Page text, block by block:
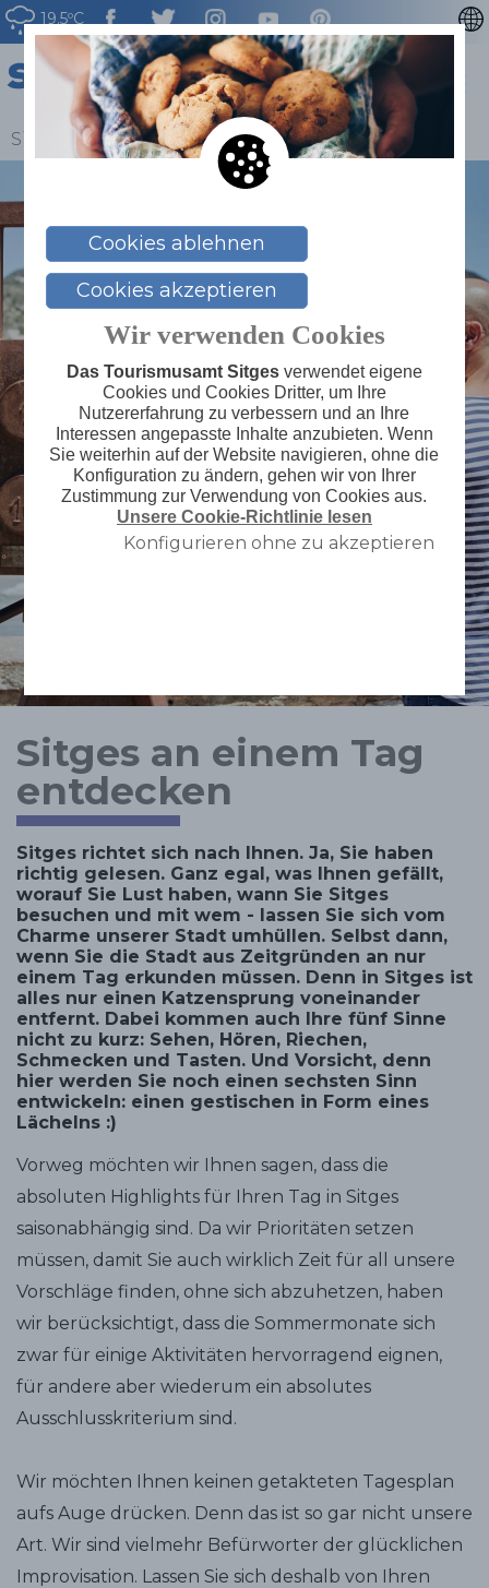
19.5ºC
CATALÀ
ENGLISH
ESPAÑOL
Sitges > Blog > Sitges an einem Tag entdecken
Sitges an einem Tag
entdecken
Sitges richtet sich nach Ihnen. Ja, Sie haben
richtig gelesen. Ganz egal, was Ihnen gefällt,
worauf Sie Lust haben, wann Sie Sitges
besuchen und mit wem - lassen Sie sich vom
Charme unserer Stadt umhüllen. Selbst dann,
wenn Sie die Stadt aus Zeitgründen an nur
einem Tag erkunden müssen. Denn in Sitges ist
alles nur einen Katzensprung voneinander
entfernt. Dabei kommen auch Ihre fünf Sinne
nicht zu kurz: Sehen, Hören, Riechen,
Schmecken und Tasten. Und Vorsicht, denn
hier werden Sie noch einen sechsten Sinn
entwickeln: einen gestischen in Form eines
Lächelns :)
Vorweg möchten wir Ihnen sagen, dass die
absoluten Highlights für Ihren Tag in Sitges
saisonabhängig sind. Da wir Prioritäten setzen
müssen, damit Sie auch wirklich Zeit für all unsere
Vorschläge finden, ohne sich abzuhetzen, haben
wir berücksichtigt, dass die Sommermonate sich
zwar für einige Aktivitäten hervorragend eignen,
für andere aber wiederum ein absolutes
Ausschlusskriterium sind.
Wir möchten Ihnen keinen getakteten Tagesplan
aufs Auge drücken. Denn das ist so gar nicht unsere
Art. Wir sind vielmehr Befürworter der glücklichen
Improvisation. Lassen Sie sich deshalb von Ihren
Cookies ablehnen
Cookies akzeptieren
Wir verwenden Cookies
Das Tourismusamt Sitgesverwendet eigene
Cookies und Cookies Dritter, um Ihre
Nutzererfahrung zu verbessern und an Ihre
Interessen angepasste Inhalte anzubieten. Wenn
Sie weiterhin auf der Website navigieren, ohne die
Konfiguration zu ändern, gehen wir von Ihrer
Zustimmung zur Verwendung von Cookies aus.
Unsere Cookie-Richtlinie lesen
Konfigurieren ohne zu akzeptieren